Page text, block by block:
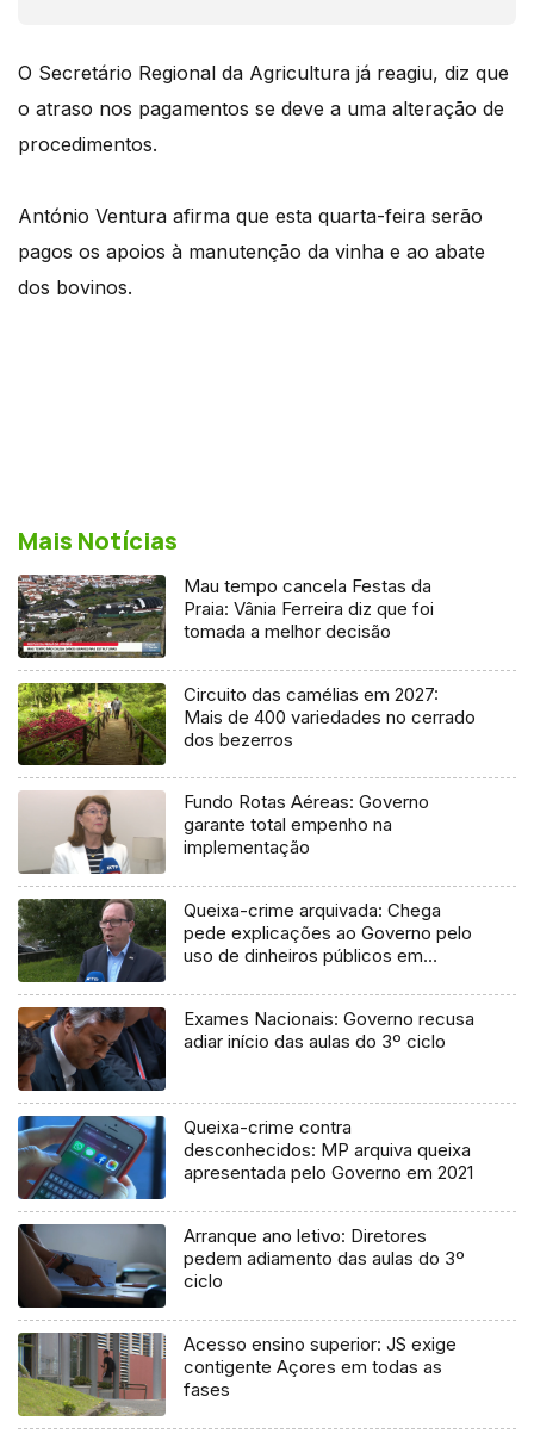
O Secretário Regional da Agricultura já reagiu, diz que
o atraso nos pagamentos se deve a uma alteração de
procedimentos.
António Ventura afirma que esta quarta-feira serão
pagos os apoios à manutenção da vinha e ao abate
dos bovinos.
Mais Notícias
Mau tempo cancela Festas da
Praia: Vânia Ferreira diz que foi
tomada a melhor decisão
Circuito das camélias em 2027:
Mais de 400 variedades no cerrado
dos bezerros
Fundo Rotas Aéreas: Governo
garante total empenho na
implementação
Queixa-crime arquivada: Chega
pede explicações ao Governo pelo
uso de dinheiros públicos em
Exames Nacionais: Governo recusa
adiar início das aulas do 3º ciclo
Queixa-crime contra
desconhecidos: MP arquiva queixa
apresentada pelo Governo em 2021
Arranque ano letivo: Diretores
pedem adiamento das aulas do 3º
ciclo
Acesso ensino superior: JS exige
contigente Açores em todas as
fases